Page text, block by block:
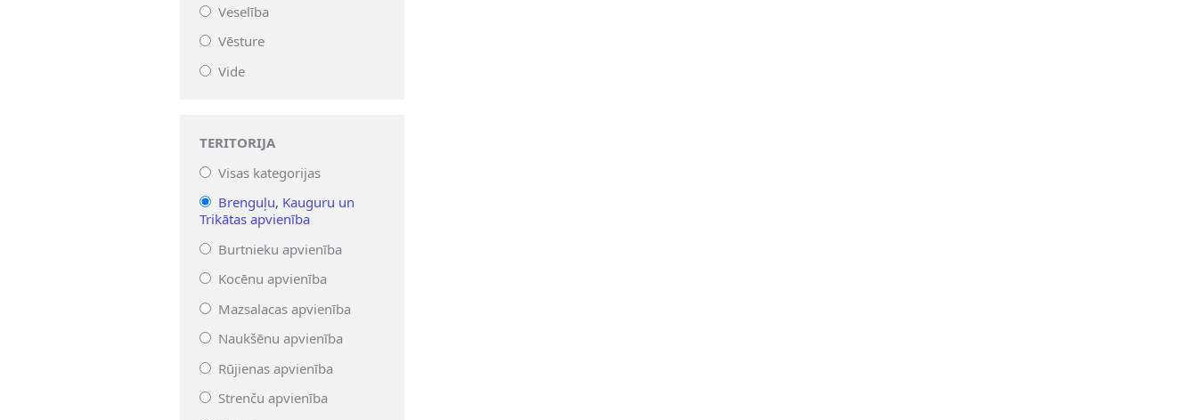
Veselība
Vēsture
Vide
TERITORIJA
Visas kategorijas
Brenguļu, Kauguru un
Trikātas apvienība
Burtnieku apvienība
Kocēnu apvienība
Mazsalacas apvienība
Naukšēnu apvienība
Rūjienas apvienība
Strenču apvienība